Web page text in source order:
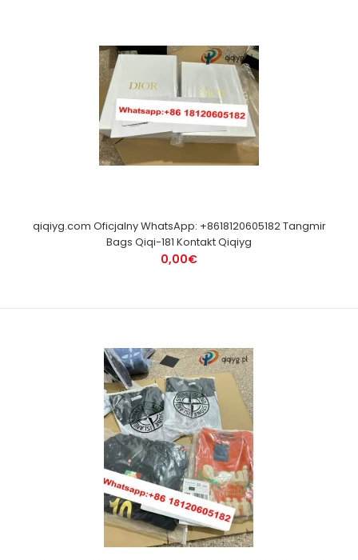
qiqiyg.com Oficjalny WhatsApp: +8618120605182 Tangmir
Bags Qiqi-181 Kontakt Qiqiyg
0,00€